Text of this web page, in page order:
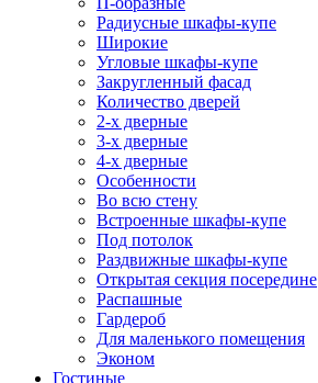
Радиусные шкафы-купе
Широкие
Угловые шкафы-купе
Закругленный фасад
Количество дверей
2-х дверные
3-х дверные
4-х дверные
Особенности
Во всю стену
Встроенные шкафы-купе
Под потолок
Раздвижные шкафы-купе
Открытая секция посередине
Распашные
Гардероб
Для маленького помещения
Эконом
Гостиные